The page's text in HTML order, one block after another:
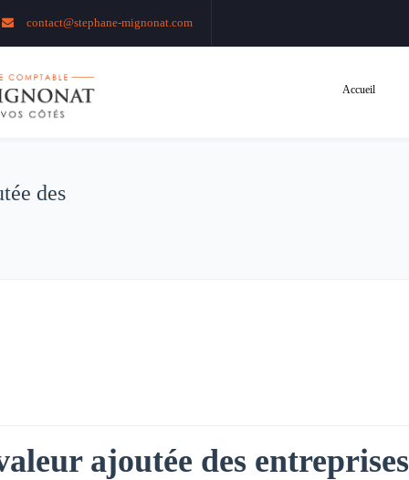
contact@stephane-mignonat.com
Accueil
des
ajoutée des entreprises